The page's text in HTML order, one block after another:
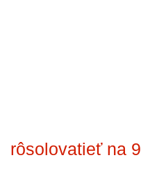
rôsolovatieť na 9